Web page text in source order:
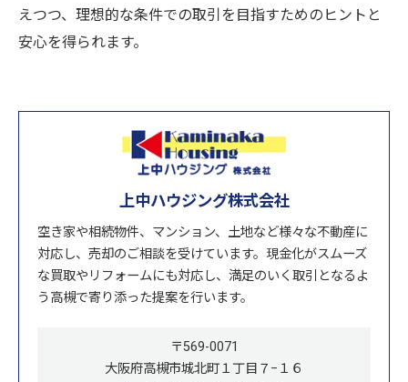
えつつ、理想的な条件での取引を目指すためのヒントと
安心を得られます。
上中ハウジング株式会社
空き家や相続物件、マンション、土地など様々な不動産に
対応し、売却のご相談を受けています。現金化がスムーズ
な買取やリフォームにも対応し、満足のいく取引となるよ
う高槻で寄り添った提案を行います。
〒569-0071
大阪府高槻市城北町１丁目７−１６